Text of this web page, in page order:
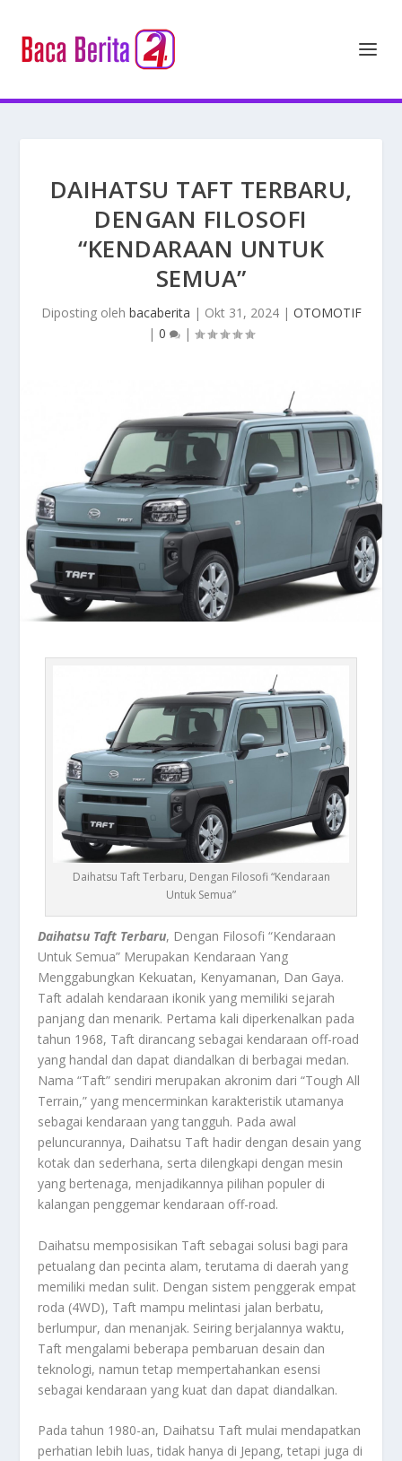
DAIHATSU TAFT TERBARU,
DENGAN FILOSOFI
“KENDARAAN UNTUK
SEMUA”
Diposting oleh bacaberita | Okt 31, 2024| OTOMOTIF
| 0 |
Daihatsu Taft Terbaru, Dengan Filosofi “Kendaraan
Untuk Semua”
Daihatsu Taft Terbaru, Dengan Filosofi “Kendaraan
Untuk Semua” Merupakan Kendaraan Yang
Menggabungkan Kekuatan, Kenyamanan, Dan Gaya.
Taft adalah kendaraan ikonik yang memiliki sejarah
panjang dan menarik. Pertama kali diperkenalkan pada
tahun 1968, Taft dirancang sebagai kendaraan off-road
yang handal dan dapat diandalkan di berbagai medan.
Nama “Taft” sendiri merupakan akronim dari “Tough All
Terrain,” yang mencerminkan karakteristik utamanya
sebagai kendaraan yang tangguh. Pada awal
peluncurannya, Daihatsu Taft hadir dengan desain yang
kotak dan sederhana, serta dilengkapi dengan mesin
yang bertenaga, menjadikannya pilihan populer di
kalangan penggemar kendaraan off-road.
Daihatsu memposisikan Taft sebagai solusi bagi para
petualang dan pecinta alam, terutama di daerah yang
memiliki medan sulit. Dengan sistem penggerak empat
roda (4WD), Taft mampu melintasi jalan berbatu,
berlumpur, dan menanjak. Seiring berjalannya waktu,
Taft mengalami beberapa pembaruan desain dan
teknologi, namun tetap mempertahankan esensi
sebagai kendaraan yang kuat dan dapat diandalkan.
Pada tahun 1980-an, Daihatsu Taft mulai mendapatkan
perhatian lebih luas, tidak hanya di Jepang, tetapi juga di